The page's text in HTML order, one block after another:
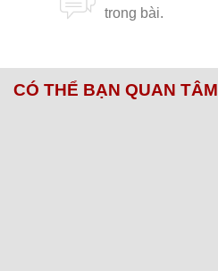
CÓ THỂ BẠN QUAN TÂM